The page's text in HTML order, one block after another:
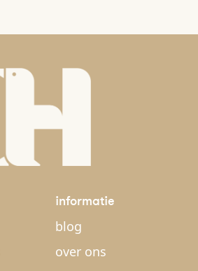
informatie
blog
over ons